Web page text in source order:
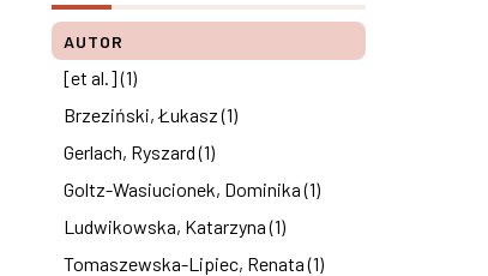
AUTOR
[et al.] (1)
Brzeziński, Łukasz (1)
Gerlach, Ryszard (1)
Goltz-Wasiucionek, Dominika (1)
Ludwikowska, Katarzyna (1)
Tomaszewska-Lipiec, Renata (1)